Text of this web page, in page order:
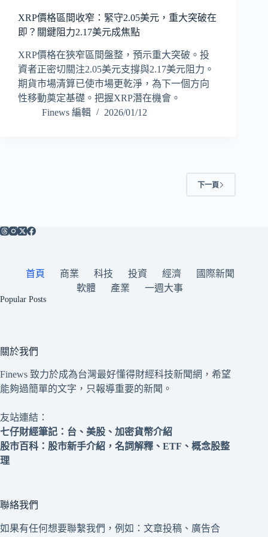
XRP價格區間收窄：緊守2.05美元，重大突破在
即？關鍵阻力2.17美元成焦點
XRP價格在狹窄區間盤整，預示重大突破。投
資者正密切關注2.05美元支撐與2.17美元阻力。
期貨市場清算已使市場更乾淨，為下一個方向
性移動奠定基礎。把握XRP潛在機會。
Finews 編輯
2026/01/12
下一頁
首頁 商業 科技 投資 經濟
國際新聞
軟體
產業 一週大事
Popular Posts
關於我們
Finews 致力於成為台灣最好懂得財經科技新聞網，希望
能夠過簡單的文字，只報導重要的新聞。
友站連結：
七仔財經筆記 ：台、美股、加密貨幣介紹
股市百科 ：股市新手介紹，名詞解釋、ETF、概念股整
理
聯絡我們
如果有任何想要聯繫我們，例如：文章投稿、廣告合